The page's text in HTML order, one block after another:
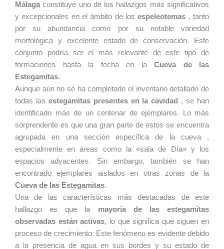
Málagaconstituye uno de los hallazgos más significativos
y excepcionales en el ámbito de losespeleotemas , tanto
por su abundancia como por su notable variedad
morfológica y excelente estado de conservación. Este
conjunto podría ser el más relevante de este tipo de
formaciones hasta la fecha en la Cueva de las
Estegamitas.
Aunque aún no se ha completado el inventario detallado de
todas las estegamitas presentes en la cavidad
, se han
identificado más de un centenar de ejemplares. Lo más
sorprendente es que una gran parte de estos se encuentra
agrupada en una sección específica de la cueva ,
especialmente en áreas como la «sala de Día» y los
espacios adyacentes. Sin embargo, también se han
encontrado ejemplares aislados en otras zonas de la
Cueva de las Estegamitas.
Una de las características más destacadas de este
hallazgo es que la mayoría de las estegamitas
observadas están activas, lo que significa que siguen en
proceso de crecimiento. Este fenómeno es evidente debido
a la presencia de agua en sus bordes y su estado de